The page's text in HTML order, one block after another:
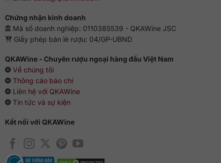
Chứng nhận kinh doanh
Mã số doanh nghiệp: 0110385539 - QKAWine JSC
Giấy phép bán lẻ rượu: 04/GP-UBND
QKAWine - Chuyên rượu ngoại hàng đầu Việt Nam
Về chúng tôi
Thông cáo báo chí
Liên hệ với QKAWine
Tin tức và sự kiện
Kết nối với QKAWine